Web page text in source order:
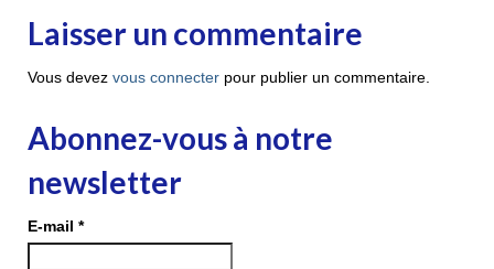
Laisser un commentaire
Vous devez vous connecter pour publier un commentaire.
Abonnez-vous à notre
newsletter
E-mail *